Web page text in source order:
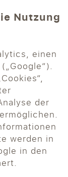
Nutzung
einen
der
werden in
in den